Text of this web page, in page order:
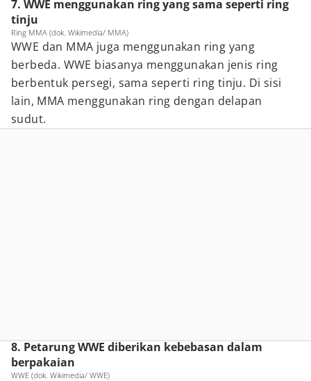
7. WWE menggunakan ring yang sama seperti ring
tinju
Ring MMA (dok. Wikimedia/ MMA)
WWE dan MMA juga menggunakan ring yang
berbeda. WWE biasanya menggunakan jenis ring
berbentuk persegi, sama seperti ring tinju. Di sisi
lain, MMA menggunakan ring dengan delapan
sudut.
8. Petarung WWE diberikan kebebasan dalam
berpakaian
WWE (dok. Wikimedia/ WWE)